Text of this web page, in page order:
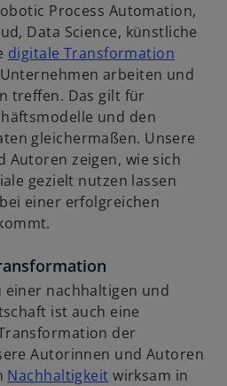
Process Automation,
Data Science, künstliche
digitale Transformation
i
i
n
e
e
n
arbeiten und
treffen. Das gilt für
und den
gleichermaßen. Unsere
Autoren zeigen, wie sich
gezielt nutzen lassen
einer erfolgreichen
einer nachhaltigen und
ist auch eine
der
Autorinnen und Autoren
Nachhaltigkeitwwirksam in